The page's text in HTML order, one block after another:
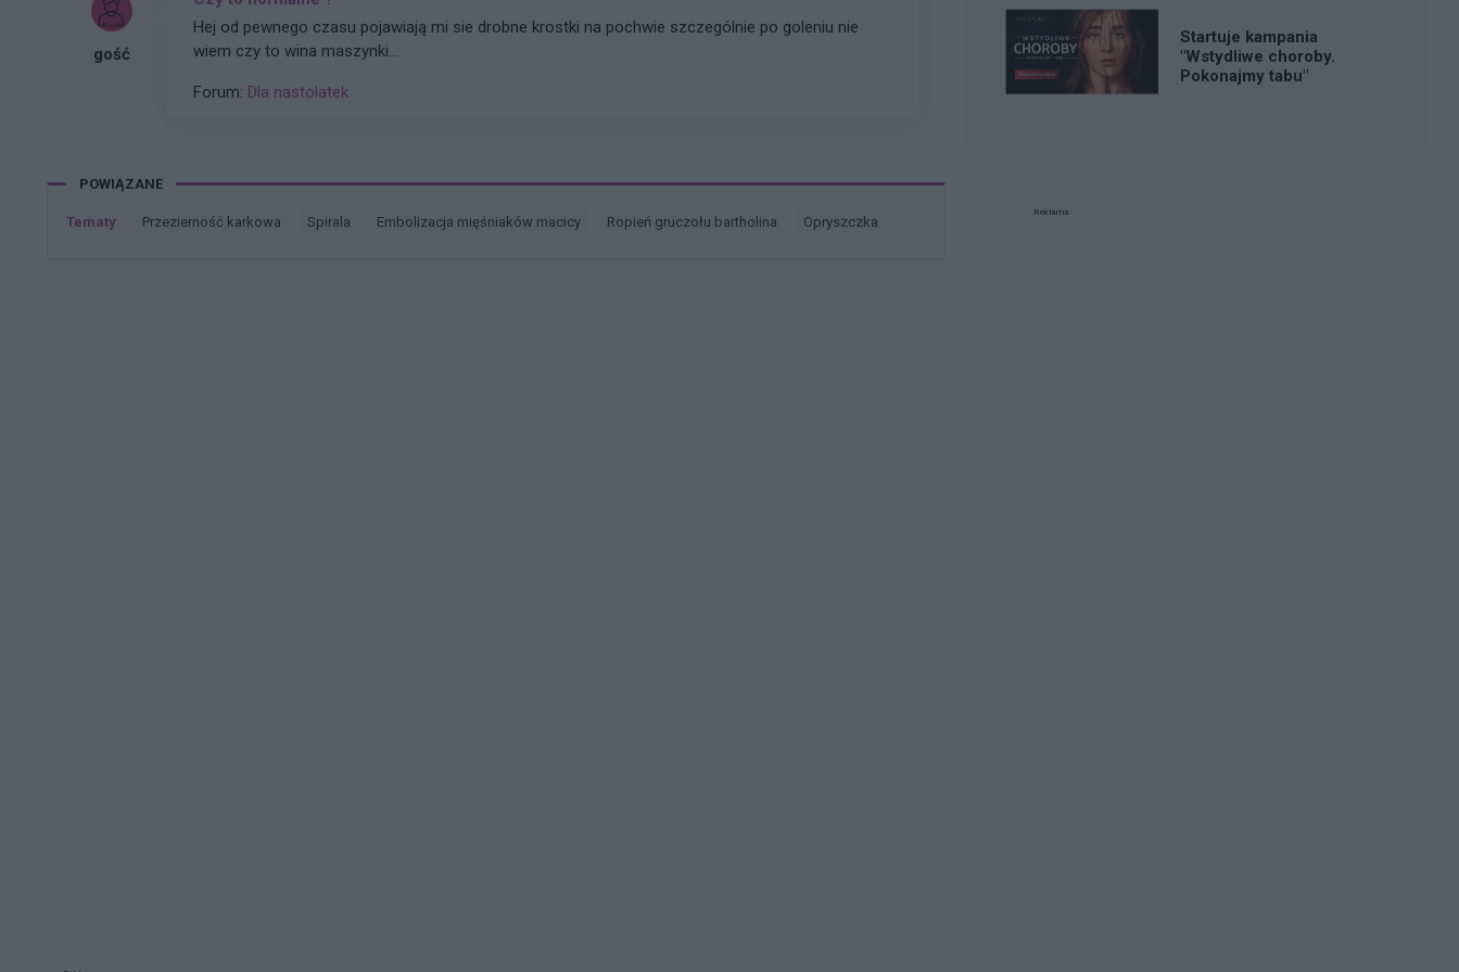
gość
Hej od pewnego czasu pojawiają mi sie drobne krostki na pochwie szczególnie po goleniu nie
wiem czy to wina maszynki...
Forum: Dla nastolatek
POWIĄZANE
Tematy przezierność karkowa spirala embolizacja mięśniaków macicy ropień gruczołu bartholina opryszczka
Startuje kampania
"Wstydliwe choroby.
Pokonajmy tabu"
Reklama: